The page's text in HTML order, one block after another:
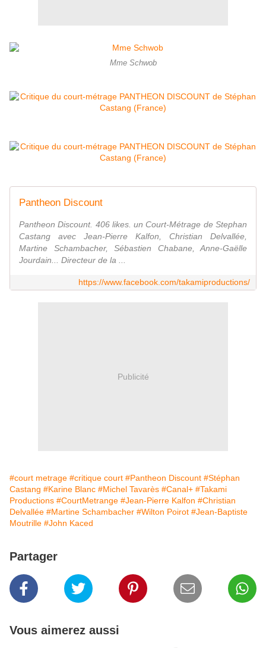
Mme Schwob
Pantheon Discount
Pantheon Discount. 406 likes. un Court-Métrage de Stephan
Castang avec Jean-Pierre Kalfon, Christian Delvallée,
Martine Schambacher, Sébastien Chabane, Anne-Gaëlle
Jourdain... Directeur de la ...
https://www.facebook.com/takamiproductions/
Publicité
#court metrage #critique court #Pantheon Discount #Stéphan
Castang #Karine Blanc #Michel Tavarès #Canal+ #Takami
Productions #CourtMetrange #Jean-Pierre Kalfon #Christian
Delvallée #Martine Schambacher #Wilton Poirot #Jean-Baptiste
Moutrille #John Kaced
Partager
Vous aimerez aussi